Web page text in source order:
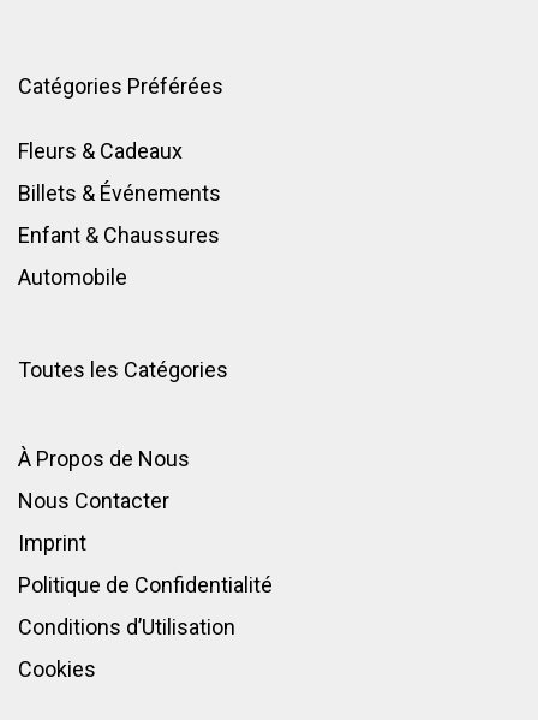
Catégories Préférées
Fleurs & Cadeaux
Billets & Événements
Enfant & Chaussures
Automobile
Toutes les Catégories
À Propos de Nous
Nous Contacter
Imprint
Politique de Confidentialité
Conditions d’Utilisation
Cookies